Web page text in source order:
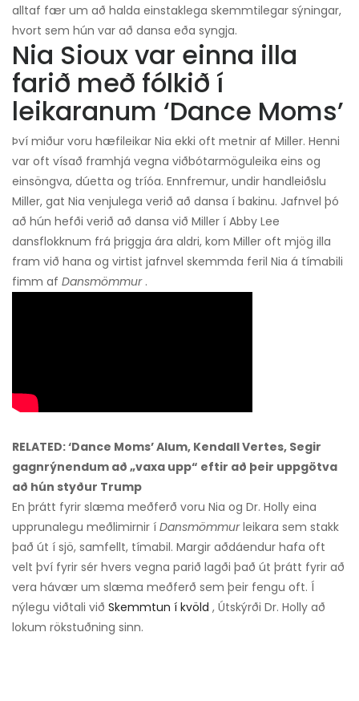
alltaf fær um að halda einstaklega skemmtilegar sýningar,
hvort sem hún var að dansa eða syngja.
Nia Sioux var einna illa
farið með fólkið í
leikaranum ‘Dance Moms’
Því miður voru hæfileikar Nia ekki oft metnir af Miller. Henni
var oft vísað framhjá vegna viðbótarmöguleika eins og
einsöngva, dúetta og tríóa. Ennfremur, undir handleiðslu
Miller, gat Nia venjulega verið að dansa í bakinu. Jafnvel þó
að hún hefði verið að dansa við Miller í Abby Lee
dansflokknum frá þriggja ára aldri, kom Miller oft mjög illa
fram við hana og virtist jafnvel skemmda feril Nia á tímabili
fimm af Dansmömmur.
RELATED: ‘Dance Moms’ Alum, Kendall Vertes, Segir
gagnrýnendum að „vaxa upp“ eftir að þeir uppgötva
að hún styður Trump
En þrátt fyrir slæma meðferð voru Nia og Dr. Holly eina
upprunalegu meðlimirnir í Dansmömmurleikara sem stakk
það út í sjö, samfellt, tímabil. Margir aðdáendur hafa oft
velt því fyrir sér hvers vegna parið lagði það út þrátt fyrir að
vera hávær um slæma meðferð sem þeir fengu oft. Í
nýlegu viðtali við Skemmtun í kvöld , Útskýrði Dr. Holly að
lokum rökstuðning sinn.